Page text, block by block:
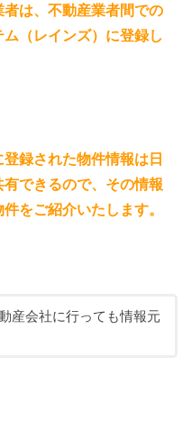
は、不動産業者間での
（レインズ）に登録し
録された物件情報は日
できるので、その情報
をご紹介いたします。
産会社に行っても情報元